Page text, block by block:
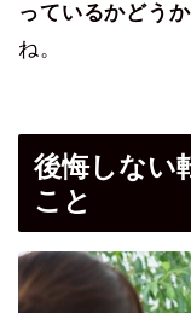
っているかどうか
ね。
後悔しない
こと